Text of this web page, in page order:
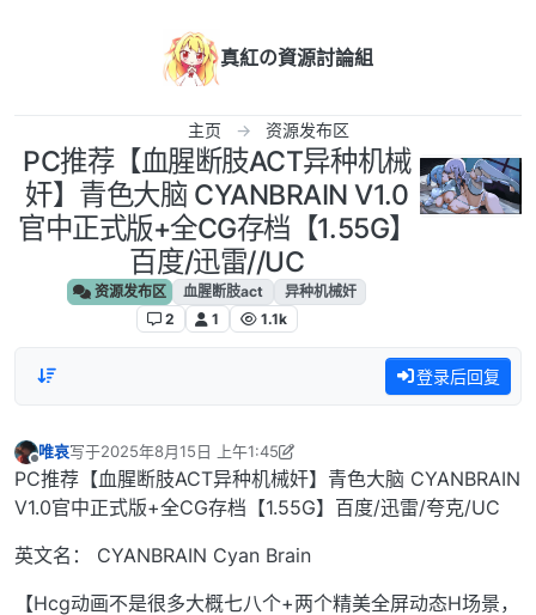
真紅の資源討論組
主页 资源发布区
PC推荐【血腥断肢ACT异种机械
奸】青色大脑 CYANBRAIN V1.0
官中正式版+全CG存档【1.55G】
百度/迅雷//UC
资源发布区 血腥断肢act
异种机械奸
2
1 1.1k
登录后回复
离线
唯哀写于2025年8月15日 上午1:45
最后由 唯哀 编辑2025年8月14日 下午8:58
PC推荐【血腥断肢ACT异种机械奸】青色大脑 CYANBRAIN
V1.0官中正式版+全CG存档【1.55G】百度/迅雷/夸克/UC
英文名： CYANBRAIN Cyan Brain
【Hcg动画不是很多大概七八个+两个精美全屏动态H场景，